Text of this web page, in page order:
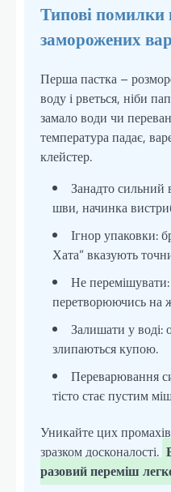
Типові помилки
заморожених
Перша пастка –
воду і рветься, ніби
замало води чи
температура падає,
клейстер.
Занадто сильний
шви, начинка
Ігнор упаковки:
Хата” вказують
Не
перетворюючись на
Залишати у воді:
злипаються купою.
Переварювання
тісто стає пустим
Уникайте цих
зразком досконалості.
разовий переміш